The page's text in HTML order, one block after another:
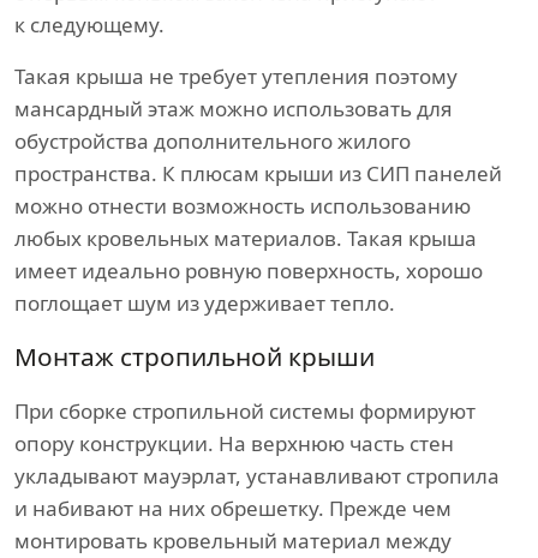
к следующему.
Такая крыша не требует утепления поэтому
мансардный этаж можно использовать для
обустройства дополнительного жилого
пространства. К плюсам крыши из СИП панелей
можно отнести возможность использованию
любых кровельных материалов. Такая крыша
имеет идеально ровную поверхность, хорошо
поглощает шум из удерживает тепло.
Монтаж стропильной крыши
При сборке стропильной системы формируют
опору конструкции. На верхнюю часть стен
укладывают мауэрлат, устанавливают стропила
и набивают на них обрешетку. Прежде чем
монтировать кровельный материал между